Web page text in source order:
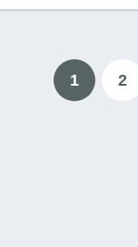
1 2